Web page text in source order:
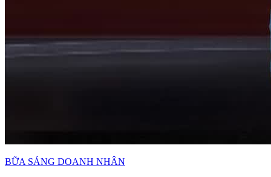
BỮA SÁNG DOANH NHÂN